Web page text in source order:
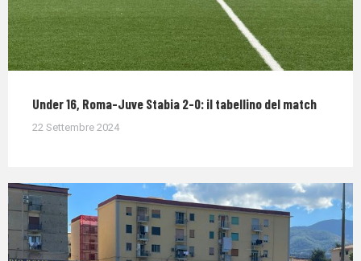
Under 16, Roma-Juve Stabia 2-0: il tabellino del match
22 Settembre 2024